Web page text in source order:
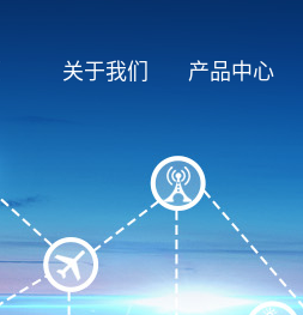
关于我们 产品中心